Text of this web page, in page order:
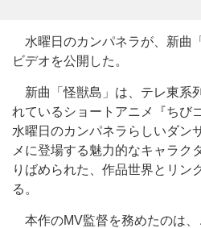
水曜日のカンパネラが、新曲
ビデオを公開した。
新曲「怪獣島」は、テレ東系
れているショートアニメ『ちび
水曜日のカンパネラらしいダン
メに登場する魅力的なキャラク
りばめられた、作品世界とリン
る。
本作のMV監督を務めたのは